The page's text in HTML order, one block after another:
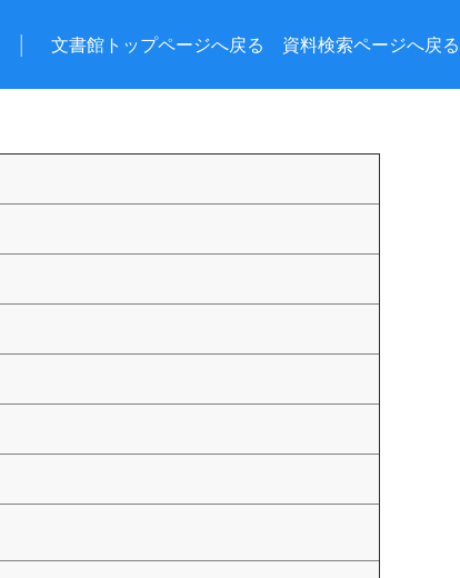
文書館トップページへ戻る 資料検索ページへ戻る